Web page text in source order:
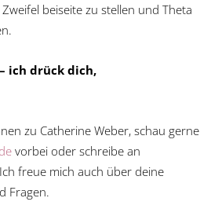
beiseite zu stellen und Theta
ich drück dich,
zu Catherine Weber, schau gerne
vorbei oder schreibe an
freue mich auch über deine
Fragen.